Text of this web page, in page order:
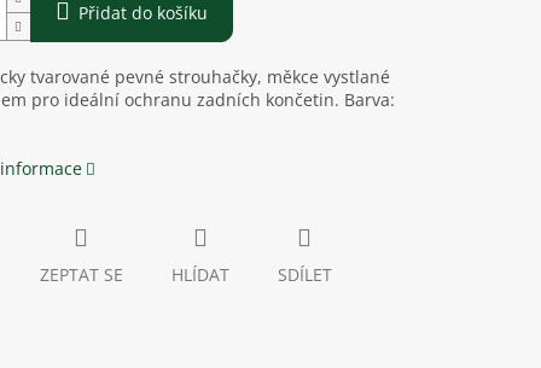
Přidat do košíku
tvarované pevné strouhačky, měkce vystlané
pro ideální ochranu zadních končetin. Barva:
ZEPTAT SE HLÍDAT SDÍLET